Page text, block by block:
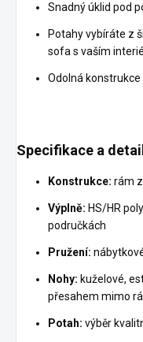
Snadný úklid pod
Potahy vybíráte z
sofa s vaším
Odolná
Specifikace a
Konstrukce: rám
Výplně: HS/HR
područkách
Pružení:
Nohy: kuželové,
přesahem mimo
Potah: výběr